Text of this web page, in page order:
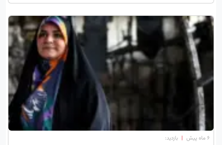
۶ ماه پیش | بازدید: